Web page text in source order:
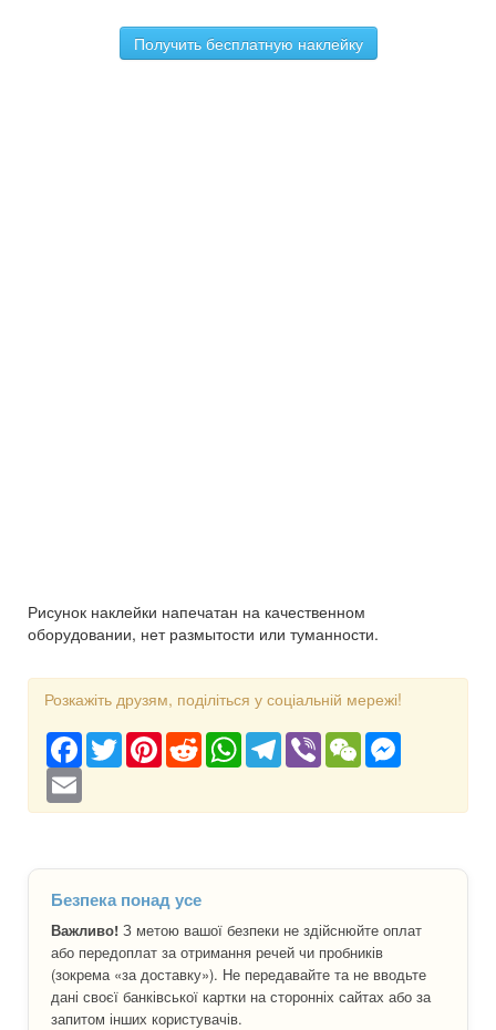
Получить бесплатную наклейку
Рисунок наклейки напечатан на качественном
оборудовании, нет размытости или туманности.
Розкажіть друзям, поділіться у соціальній мережі!
Facebook
TwitterPinterestRedditWhatsAppTelegram
Viber WeChat
Безпека понад усе
Важливо! З метою вашої безпеки не здійснюйте оплат
або передоплат за отримання речей чи пробників
(зокрема «за доставку»). Не передавайте та не вводьте
дані своєї банківської картки на сторонніх сайтах або за
запитом інших користувачів.